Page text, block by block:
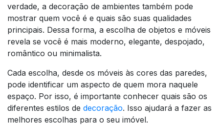
verdade, a decoração de ambientes também pode
mostrar quem você é e quais são suas qualidades
principais. Dessa forma, a escolha de objetos e móveis
revela se você é mais moderno, elegante, despojado,
romântico ou minimalista.
Cada escolha, desde os móveis às cores das paredes,
pode identificar um aspecto de quem mora naquele
espaço. Por isso, é importante conhecer quais são os
diferentes estilos de decoração. Isso ajudará a fazer as
melhores escolhas para o seu imóvel.